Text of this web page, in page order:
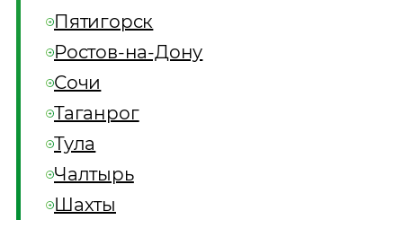
Пятигорск
Ростов-на-Дону
Сочи
Таганрог
Тула
Чалтырь
Шахты